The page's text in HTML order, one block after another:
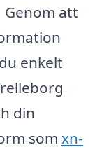
att
enkelt
din
som xn-